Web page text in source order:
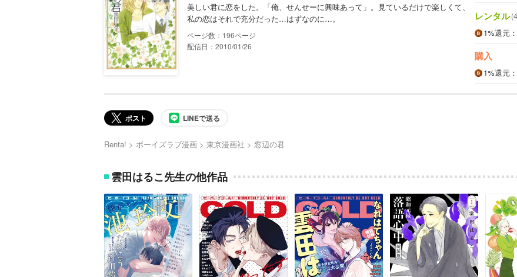
美しい君に恋をした。「俺、せんせーに興味あって」。見ているだけで楽しくて、
私の恋はそれで充分だった…はずなのに…。
196
配信日：2010/01/26
レンタル
1%還元
購入
1%還元
ポスト LINEで送る
Renta! ボーイズラブ漫画 東京漫画社 窓辺の君
雲田はるこ先生の他作品